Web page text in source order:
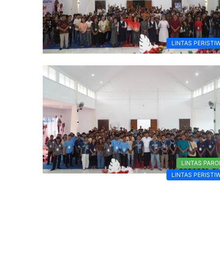
LINTAS
LINTAS
LINTAS